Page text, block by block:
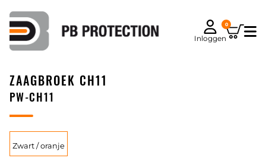
Inloggen
0
ZAAGBROEK CH11
PW-CH11
Zwart / oranje